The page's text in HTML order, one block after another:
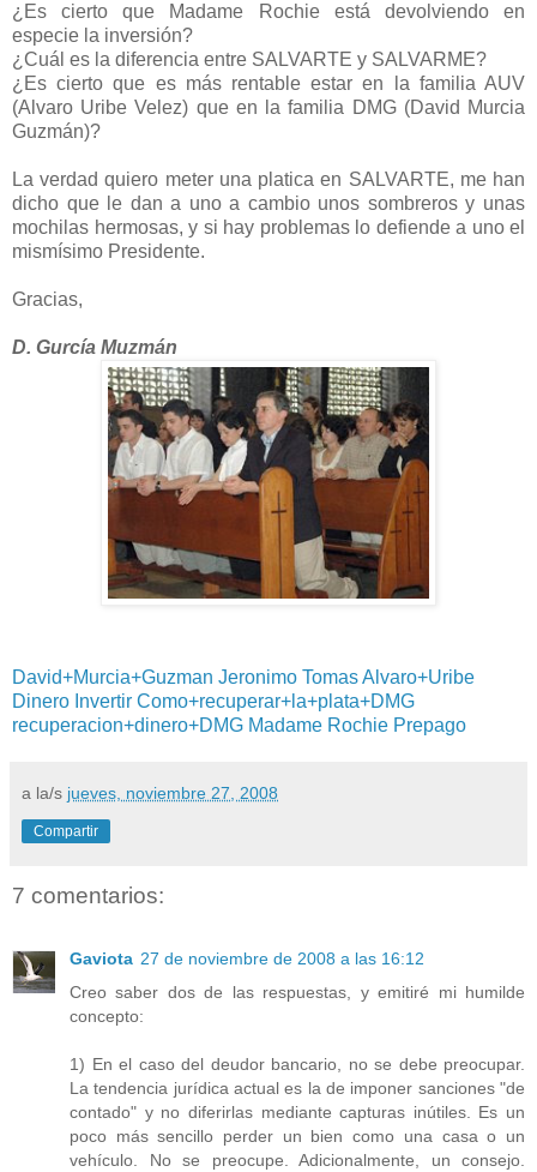
¿Es cierto que Madame Rochie está devolviendo en
especie la inversión?
¿Cuál es la diferencia entre SALVARTE y SALVARME?
¿Es cierto que es más rentable estar en la familia AUV
(Alvaro Uribe Velez) que en la familia DMG (David Murcia
Guzmán)?
La verdad quiero meter una platica en SALVARTE, me han
dicho que le dan a uno a cambio unos sombreros y unas
mochilas hermosas, y si hay problemas lo defiende a uno el
mismísimo Presidente.
Gracias,
D. Gurcía Muzmán
David+Murcia+Guzman Jeronimo TomasAlvaro+Uribe
Dinero Invertir Como+recuperar+la+plata+DMG
recuperacion+dinero+DMG Madame Rochie Prepago
a la/s jueves, noviembre 27, 2008
Compartir
7 comentarios:
Gaviota 27 de noviembre de 2008 a las 16:12
Creo saber dos de las respuestas, y emitiré mi humilde
concepto:
1) En el caso del deudor bancario, no se debe preocupar.
La tendencia jurídica actual es la de imponer sanciones "de
contado" y no diferirlas mediante capturas inútiles. Es un
poco más sencillo perder un bien como una casa o un
vehículo. No se preocupe. Adicionalmente, un consejo.